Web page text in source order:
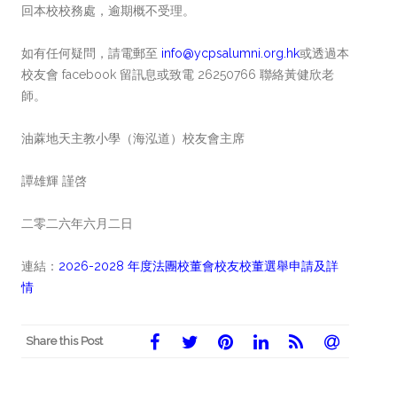
回本校校務處，逾期概不受理。
如有任何疑問，請電郵至 info@ycpsalumni.org.hk或透過本
校友會 facebook 留訊息或致電 26250766 聯絡黃健欣老
師。
油蔴地天主教小學（海泓道）校友會主席
譚雄輝 謹啓
二零二六年六月二日
連結： 2026-2028 年度法團校董會校友校董選舉申請及詳
情
Share this Post